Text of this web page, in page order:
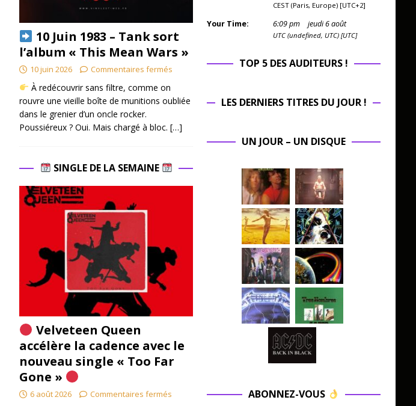
10 Juin 1983 – Tank sort
l’album « This Mean Wars »
10 juin 2026 Commentaires fermés
À redécouvrir sans filtre, comme on
rouvre une vieille boîte de munitions oubliée
dans le grenier d’un oncle rocker.
Poussiéreux ? Oui. Mais chargé à bloc. […]
SINGLE DE LA SEMAINE
Velveteen Queen
accélère la cadence avec le
nouveau single « Too Far
Gone »
6 août 2026 Commentaires fermés
CEST (Paris, Europe) [UTC+2]
Your Time: 6:09pm jeudi 6 août
UTC (undefined, UTC) [UTC]
TOP 5 DES AUDITEURS !
LES DERNIERS TITRES DU JOUR !
UN JOUR – UN DISQUE
ABONNEZ-VOUS